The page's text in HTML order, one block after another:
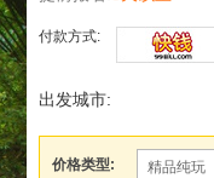
付款方式:
出发城市:
价格类型: 精品纯玩